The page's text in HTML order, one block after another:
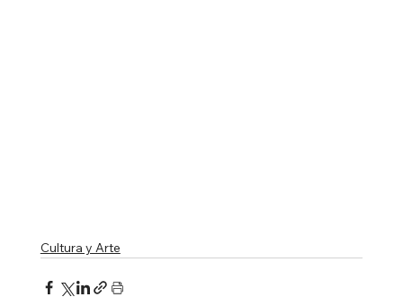
Cultura y Arte